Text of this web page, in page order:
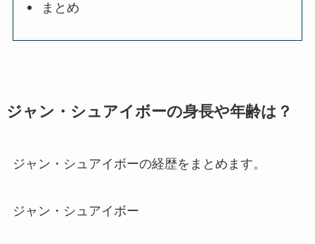
まとめ
ジャン・シュアイボーの身長や年齢は？
ジャン・シュアイボーの経歴をまとめます。
ジャン・シュアイボー